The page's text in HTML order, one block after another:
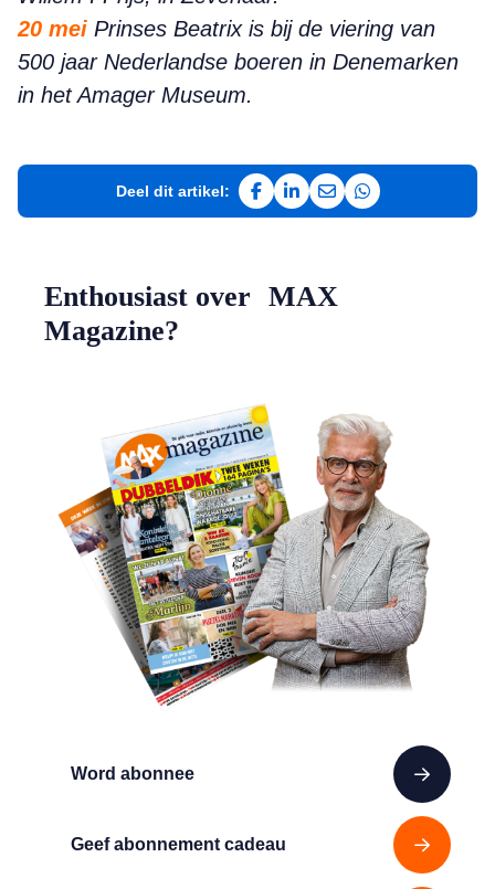
20 mei Prinses Beatrix is bij de viering van
500 jaar Nederlandse boeren in Denemarken
in het Amager Museum.
Deel dit artikel:
Deel op Facebook
Deel op LinkedIn
Deel via e-mail
Deel via
Word abonnee
Geef abonnement cadeau
Enthousiast over MAX
Magazine?